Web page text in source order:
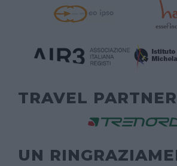
TRAVEL PARTNER
UN